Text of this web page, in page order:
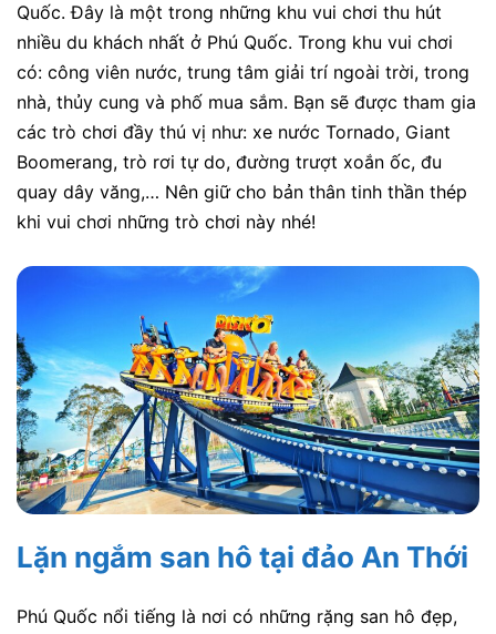
Quốc. Đây là một trong những khu vui chơi thu hút
nhiều du khách nhất ở Phú Quốc. Trong khu vui chơi
có: công viên nước, trung tâm giải trí ngoài trời, trong
nhà, thủy cung và phố mua sắm. Bạn sẽ được tham gia
các trò chơi đầy thú vị như: xe nước Tornado, Giant
Boomerang, trò rơi tự do, đường trượt xoắn ốc, đu
quay dây văng,… Nên giữ cho bản thân tinh thần thép
khi vui chơi những trò chơi này nhé!
Lặn ngắm san hô tại đảo An Thới
Phú Quốc nổi tiếng là nơi có những rặng san hô đẹp,